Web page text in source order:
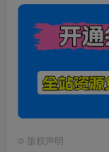
© 版权声明